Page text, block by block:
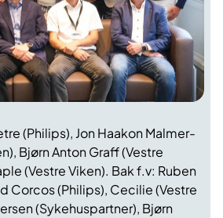
(Philips), Jon Haakon Malmer-
Bjørn Anton Graff (Vestre
(Vestre Viken). Bak f.v: Ruben
Corcos (Philips), Cecilie (Vestre
(Sykehuspartner), Bjørn